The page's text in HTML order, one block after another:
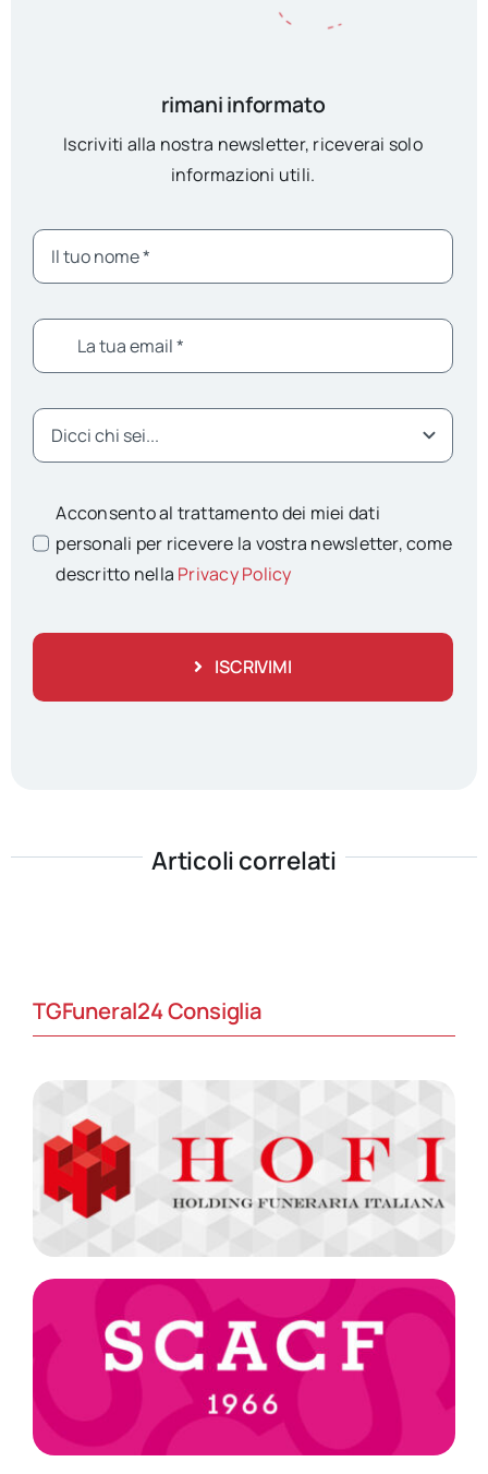
rimani informato
Iscriviti alla nostra newsletter, riceverai solo
informazioni utili.
Acconsento al trattamento dei miei dati
personali per ricevere la vostra newsletter, come
descritto nella Privacy Policy
ISCRIVIMI
Articoli correlati
TGFuneral24 Consiglia